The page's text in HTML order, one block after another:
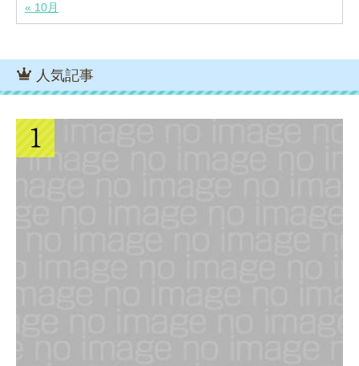
« 10月
人気記事